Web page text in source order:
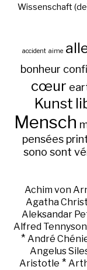
Wissenschaft
accident aime
bonheur
cœur
Kunst
Mensch
pensées
sono sont
Achim von
Agatha
Aleksandar
Alfred Tennyson
* André
Angelus
Aristotle *